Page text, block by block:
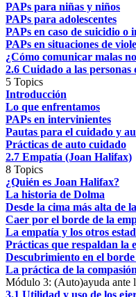
PAPs para niñas y niños
PAPs para adolescentes
PAPs en caso de suicidio
PAPs en situaciones de
¿Cómo comunicar malas
2.6 Cuidado a las
5 Topics
Introducción
Lo que enfrentamos
PAPs en intervinientes
Pautas para el cuidado y
Prácticas de auto cuidado
2.7 Empatía (Joan Halifax)
8 Topics
¿Quién es Joan Halifax?
La historia de Dolma
Desde la cima más alta de
Caer por el borde de la
La empatía y los otros
Prácticas que respaldan la
Descubrimiento en el
La práctica de la
Módulo 3: (Auto)ayuda ante